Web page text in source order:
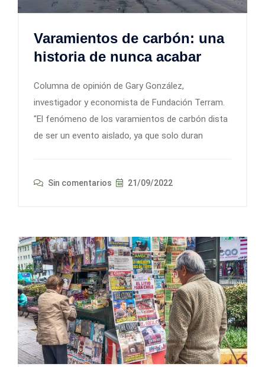
Varamientos de carbón: una
historia de nunca acabar
Columna de opinión de Gary González,
investigador y economista de Fundación Terram.
"El fenómeno de los varamientos de carbón dista
de ser un evento aislado, ya que solo duran
Sin comentarios 21/09/2022